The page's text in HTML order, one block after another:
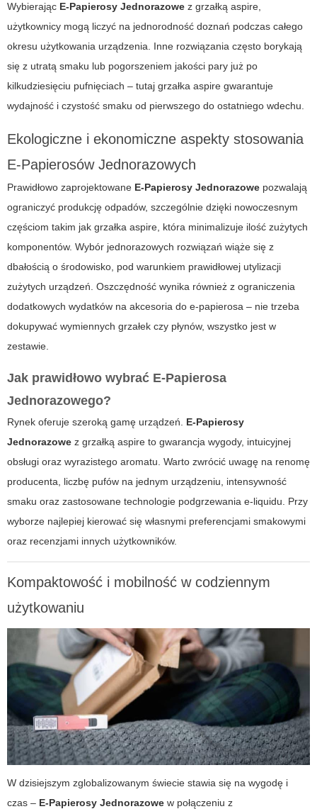
Wybierając E-Papierosy Jednorazowe z grzałką aspire,
użytkownicy mogą liczyć na jednorodność doznań podczas całego
okresu użytkowania urządzenia. Inne rozwiązania często borykają
się z utratą smaku lub pogorszeniem jakości pary już po
kilkudziesięciu pufnięciach – tutaj grzałka aspire gwarantuje
wydajność i czystość smaku od pierwszego do ostatniego wdechu.
Ekologiczne i ekonomiczne aspekty stosowania
E-Papierosów Jednorazowych
Prawidłowo zaprojektowane E-Papierosy Jednorazowe pozwalają
ograniczyć produkcję odpadów, szczególnie dzięki nowoczesnym
częściom takim jak grzałka aspire, która minimalizuje ilość zużytych
komponentów. Wybór jednorazowych rozwiązań wiąże się z
dbałością o środowisko, pod warunkiem prawidłowej utylizacji
zużytych urządzeń. Oszczędność wynika również z ograniczenia
dodatkowych wydatków na akcesoria do e-papierosa – nie trzeba
dokupywać wymiennych grzałek czy płynów, wszystko jest w
zestawie.
Jak prawidłowo wybrać E-Papierosa
Jednorazowego?
Rynek oferuje szeroką gamę urządzeń. E-Papierosy
Jednorazowe z grzałką aspire to gwarancja wygody, intuicyjnej
obsługi oraz wyrazistego aromatu. Warto zwrócić uwagę na renomę
producenta, liczbę pufów na jednym urządzeniu, intensywność
smaku oraz zastosowane technologie podgrzewania e-liquidu. Przy
wyborze najlepiej kierować się własnymi preferencjami smakowymi
oraz recenzjami innych użytkowników.
Kompaktowość i mobilność w codziennym
użytkowaniu
W dzisiejszym zglobalizowanym świecie stawia się na wygodę i
czas – E-Papierosy Jednorazowe w połączeniu z